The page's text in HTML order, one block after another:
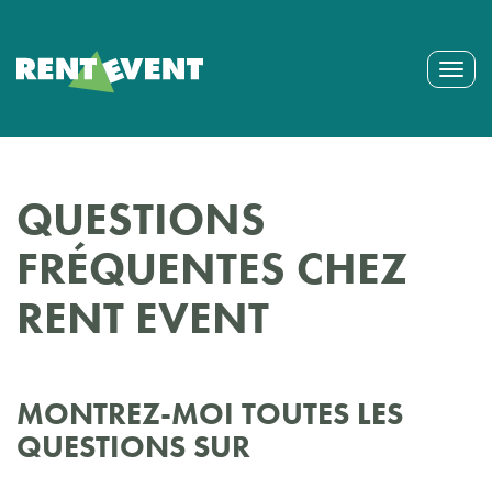
QUESTIONS
FRÉQUENTES CHEZ
RENT EVENT
MONTREZ-MOI TOUTES LES
QUESTIONS SUR